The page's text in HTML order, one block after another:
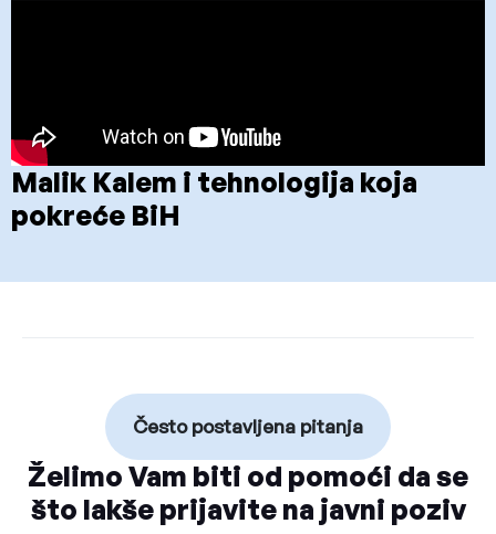
Malik Kalem i tehnologija koja
pokreće BiH
Često postavljena pitanja
Želimo Vam biti od pomoći da se
što lakše prijavite na javni poziv